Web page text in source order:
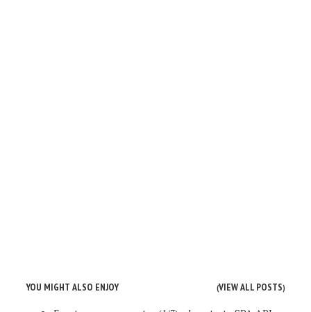
YOU MIGHT ALSO ENJOY (VIEW ALL POSTS)